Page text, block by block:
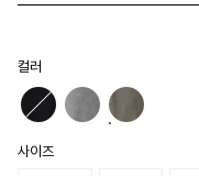
컬러
사이즈